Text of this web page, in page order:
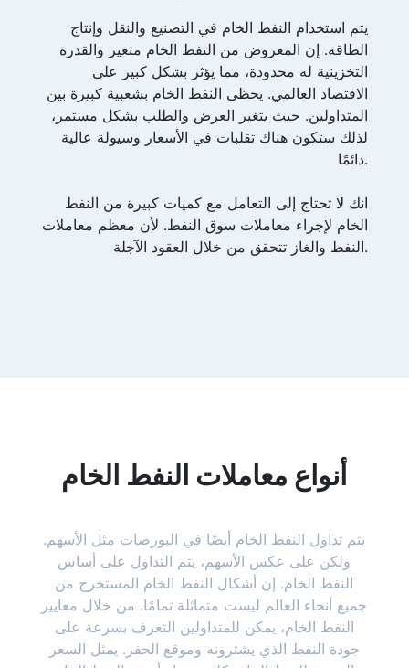
يتم استخدام النفط الخام في التصنيع والنقل وإنتاج
الطاقة. إن المعروض من النفط الخام متغير والقدرة
التخزينية له محدودة، مما يؤثر بشكل كبير على
الاقتصاد العالمي. يحظى النفط الخام بشعبية كبيرة بين
المتداولين. حيث يتغير العرض والطلب بشكل مستمر،
لذلك ستكون هناك تقلبات في الأسعار وسيولة عالية
دائمًا.
انك لا تحتاج إلى التعامل مع كميات كبيرة من النفط
الخام لإجراء معاملات سوق النفط. لأن معظم معاملات
النفط والغاز تتحقق من خلال العقود الآجلة.
أنواع معاملات النفط الخام
يتم تداول النفط الخام أيضًا في البورصات مثل الأسهم.
ولكن على عكس الأسهم، يتم التداول على أساس
النفط الخام. إن أشكال النفط الخام المستخرج من
جميع أنحاء العالم ليست متماثلة تمامًا. من خلال معايير
النفط الخام، يمكن للمتداولين التعرف بسرعة على
جودة النفط الذي يشترونه وموقع الحفر. يمثل السعر